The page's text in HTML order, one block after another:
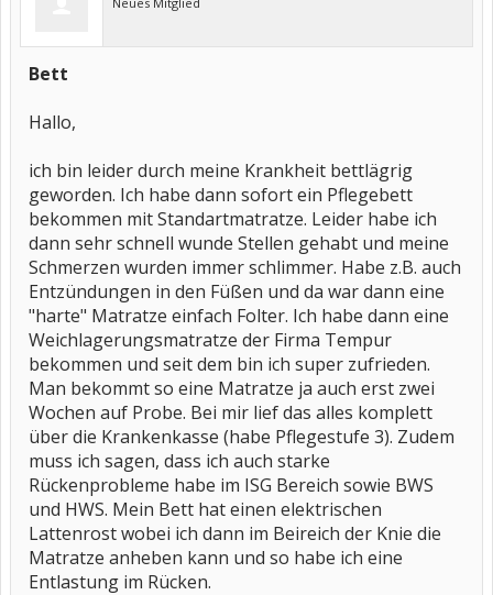
Bett
Hallo,
ich bin leider durch meine Krankheit bettlägrig
geworden. Ich habe dann sofort ein Pflegebett
bekommen mit Standartmatratze. Leider habe ich
dann sehr schnell wunde Stellen gehabt und meine
Schmerzen wurden immer schlimmer. Habe z.B. auch
Entzündungen in den Füßen und da war dann eine
"harte" Matratze einfach Folter. Ich habe dann eine
Weichlagerungsmatratze der Firma Tempur
bekommen und seit dem bin ich super zufrieden.
Man bekommt so eine Matratze ja auch erst zwei
Wochen auf Probe. Bei mir lief das alles komplett
über die Krankenkasse (habe Pflegestufe 3). Zudem
muss ich sagen, dass ich auch starke
Rückenprobleme habe im ISG Bereich sowie BWS
und HWS. Mein Bett hat einen elektrischen
Lattenrost wobei ich dann im Beireich der Knie die
Matratze anheben kann und so habe ich eine
Entlastung im Rücken.